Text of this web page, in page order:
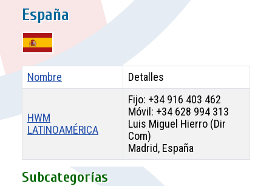
España
Nombre Detalles
HWM
LATINOAMÉRICA
Fijo: +34 916 403 462
Móvil: +34 628 994 313
Luis Miguel Hierro (Dir
Com)
Madrid, España
Subcategorías